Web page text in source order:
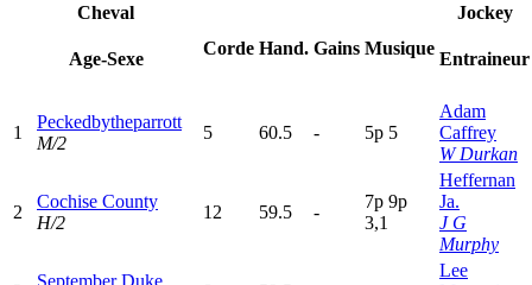
Cheval
Age-Sexe
Corde Hand. Gains Musique
Jockey
Entraineur
1
Peckedbytheparrott
M/2
5 60.5 - 5p 5
Adam
Caffrey
W Durkan
2
Cochise County
H/2
12 59.5 -
7p 9p
3,1
Heffernan
Ja.
J G
Murphy
September Duke
Lee